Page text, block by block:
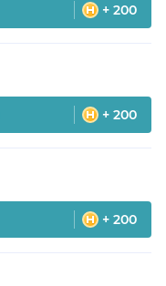
+ 200
+ 200
+ 200